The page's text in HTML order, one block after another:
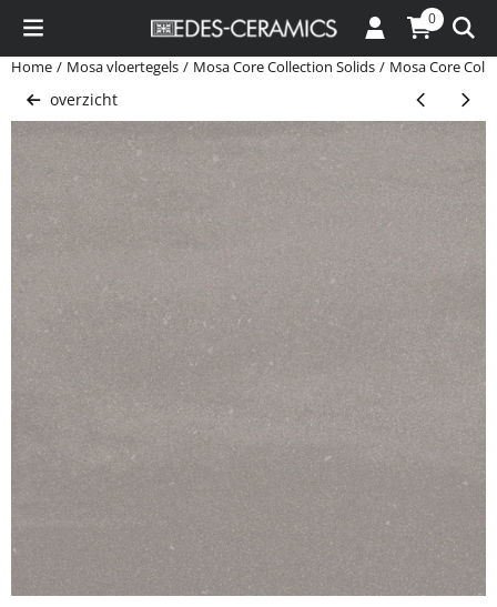
0
Home / Mosa vloertegels / Mosa Core Collection Solids / Mosa Core
overzicht